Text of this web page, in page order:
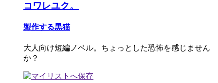
コワレユク。
製作する黒猫
大人向け短編ノベル。ちょっとした恐怖を感じません
か？